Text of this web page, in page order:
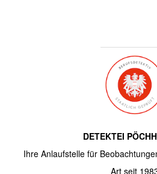
DETEKTEI
Ihre Anlaufstelle für
Art seit